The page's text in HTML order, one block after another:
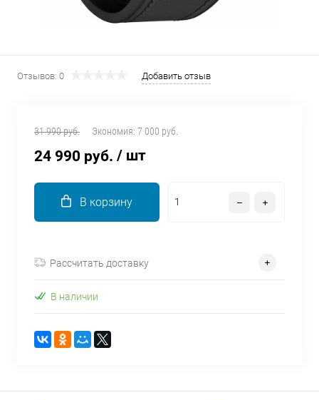
Отзывов: 0 Добавить отзыв
31 990 руб. Экономия: 7 000 руб.
24 990 руб. / шт
В корзину
Рассчитать доставку
В наличии
об оплате Плайтом
Остались вопросы?
plait.ru